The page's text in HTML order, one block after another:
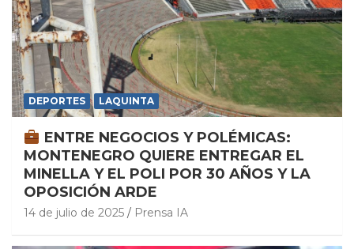
DEPORTES LAQUINTA
ENTRE NEGOCIOS Y POLÉMICAS:
MONTENEGRO QUIERE ENTREGAR EL
MINELLA Y EL POLI POR 30 AÑOS Y LA
OPOSICIÓN ARDE
14 de julio de 2025 Prensa IA